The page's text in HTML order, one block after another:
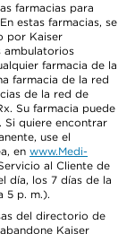
farmacias para
estas farmacias, se
por Kaiser
ambulatorios
farmacia de la
farmacia de la red
de la red de
Su farmacia puede
Si quiere encontrar
use el
en www.Medi-
al Cliente de
día, los 7 días de la
5 p. m.).
del directorio de
Kaiser